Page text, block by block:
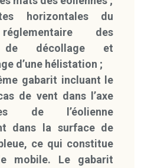
horizontales du
des
de décollage et
d’une hélistation ;
gabarit incluant le
de vent dans l’axe
de l’éolienne
dans la surface de
ce qui constitue
mobile. Le gabarit